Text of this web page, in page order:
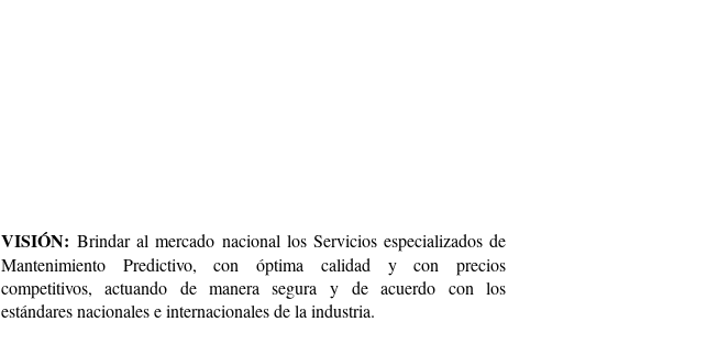
VISIÓN:Brindar al mercado nacional los Servicios especializados de
Mantenimiento Predictivo, con óptima calidad y con precios
competitivos, actuando de manera segura y de acuerdo con los
estándares nacionales e internacionales de la industria.